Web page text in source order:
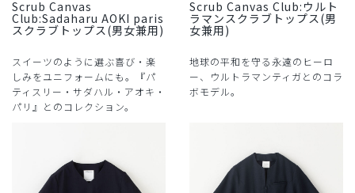
Scrub Canvas
Club:Sadaharu AOKI paris
スクラブトップス(男女兼用)
スイーツのように選ぶ喜び・楽
しみをユニフォームにも。『パ
ティスリー・サダハル・アオキ・
パリ』とのコレクション。
Scrub Canvas Club:ウルト
ラマンスクラブトップス(男
女兼用)
地球の平和を守る永遠のヒーロ
ー、ウルトラマンティガとのコラ
ボモデル。